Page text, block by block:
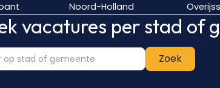
Noord-Holland
vacatures per stad of